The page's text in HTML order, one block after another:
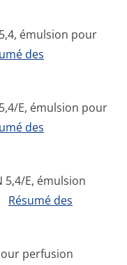
5,4, émulsion pour
des
5,4/E, émulsion pour
des
5,4/E, émulsion
Résumé des
perfusion